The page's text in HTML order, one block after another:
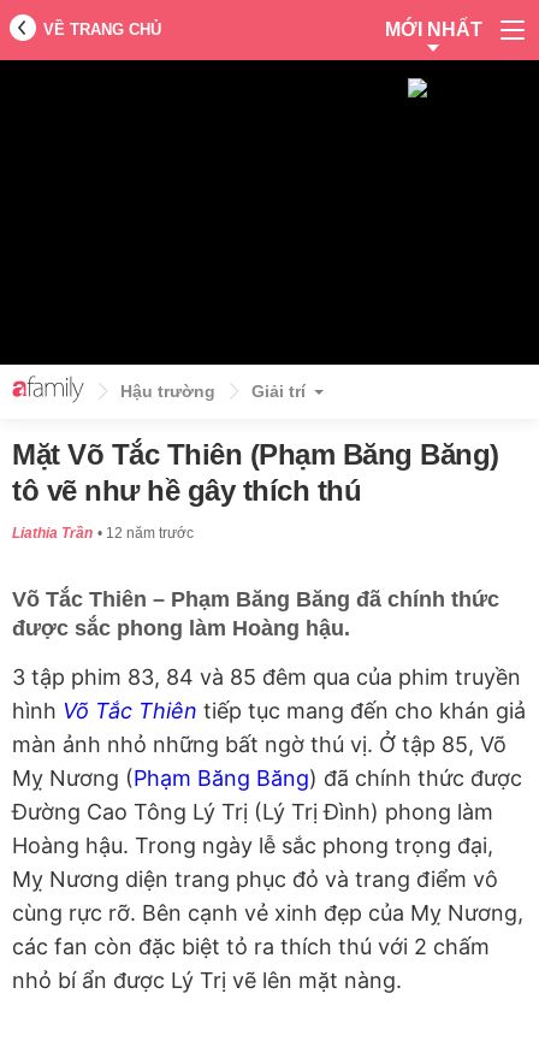
VỀ TRANG CHỦ MỚI NHẤT
Hậu trường Giải trí
Mặt Võ Tắc Thiên (Phạm Băng Băng)
tô vẽ như hề gây thích thú
Liathia Trần 12 năm trước
Võ Tắc Thiên – Phạm Băng Băng đã chính thức
được sắc phong làm Hoàng hậu.
3 tập phim 83, 84 và 85 đêm qua của phim truyền
hình Võ Tắc Thiên tiếp tục mang đến cho khán giả
màn ảnh nhỏ những bất ngờ thú vị. Ở tập 85, Võ
Mỵ Nương (Phạm Băng Băng) đã chính thức được
Đường Cao Tông Lý Trị (Lý Trị Đình) phong làm
Hoàng hậu. Trong ngày lễ sắc phong trọng đại,
Mỵ Nương diện trang phục đỏ và trang điểm vô
cùng rực rỡ. Bên cạnh vẻ xinh đẹp của Mỵ Nương,
các fan còn đặc biệt tỏ ra thích thú với 2 chấm
nhỏ bí ẩn được Lý Trị vẽ lên mặt nàng.